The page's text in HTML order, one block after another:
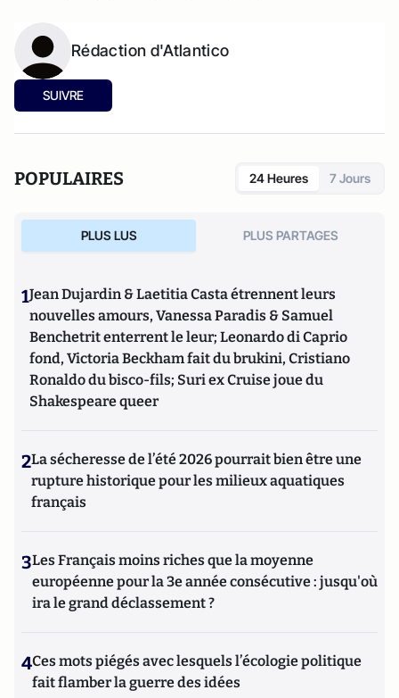
Rédaction d'Atlantico
SUIVRE
POPULAIRES 24 Heures 7 Jours
PLUS LUS PLUS PARTAGES
1Jean Dujardin & Laetitia Casta étrennent leurs
nouvelles amours, Vanessa Paradis & Samuel
Benchetrit enterrent le leur; Leonardo di Caprio
fond, Victoria Beckham fait du brukini, Cristiano
Ronaldo du bisco-fils; Suri ex Cruise joue du
Shakespeare queer
2La sécheresse de l’été 2026 pourrait bien être une
rupture historique pour les milieux aquatiques
français
3Les Français moins riches que la moyenne
européenne pour la 3e année consécutive : jusqu'où
ira le grand déclassement ?
4Ces mots piégés avec lesquels l’écologie politique
fait flamber la guerre des idées